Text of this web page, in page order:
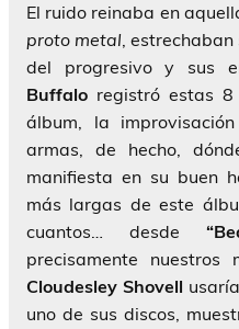
El ruido reinaba en
proto metal,
del progresivo y sus
Buffalo registró estas 8
álbum, la
armas, de hecho,
manifiesta en su buen
más largas de este
cuantos… desde
precisamente
Cloudesley Shovell
uno de sus discos,